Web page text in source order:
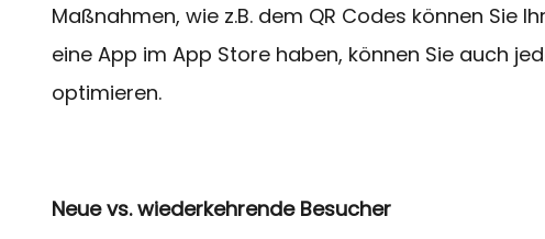
Maßnahmen, wie z.B. dem QR Codes können Sie
eine App im App Store haben, können Sie auch
optimieren.
Neue vs. wiederkehrende Besucher